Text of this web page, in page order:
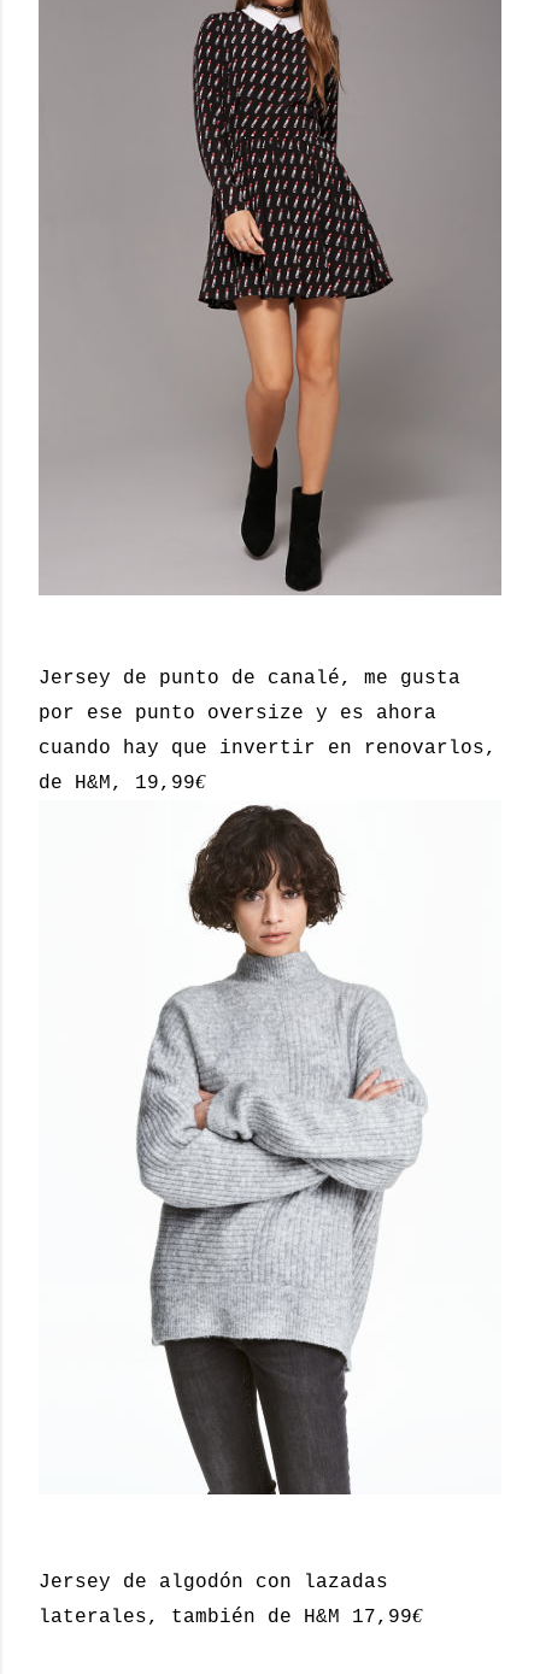
Jersey de punto de canalé, me gusta
por ese punto oversize y es ahora
cuando hay que invertir en renovarlos,
de H&M, 19,99€
Jersey de algodón con lazadas
laterales, también de H&M 17,99€